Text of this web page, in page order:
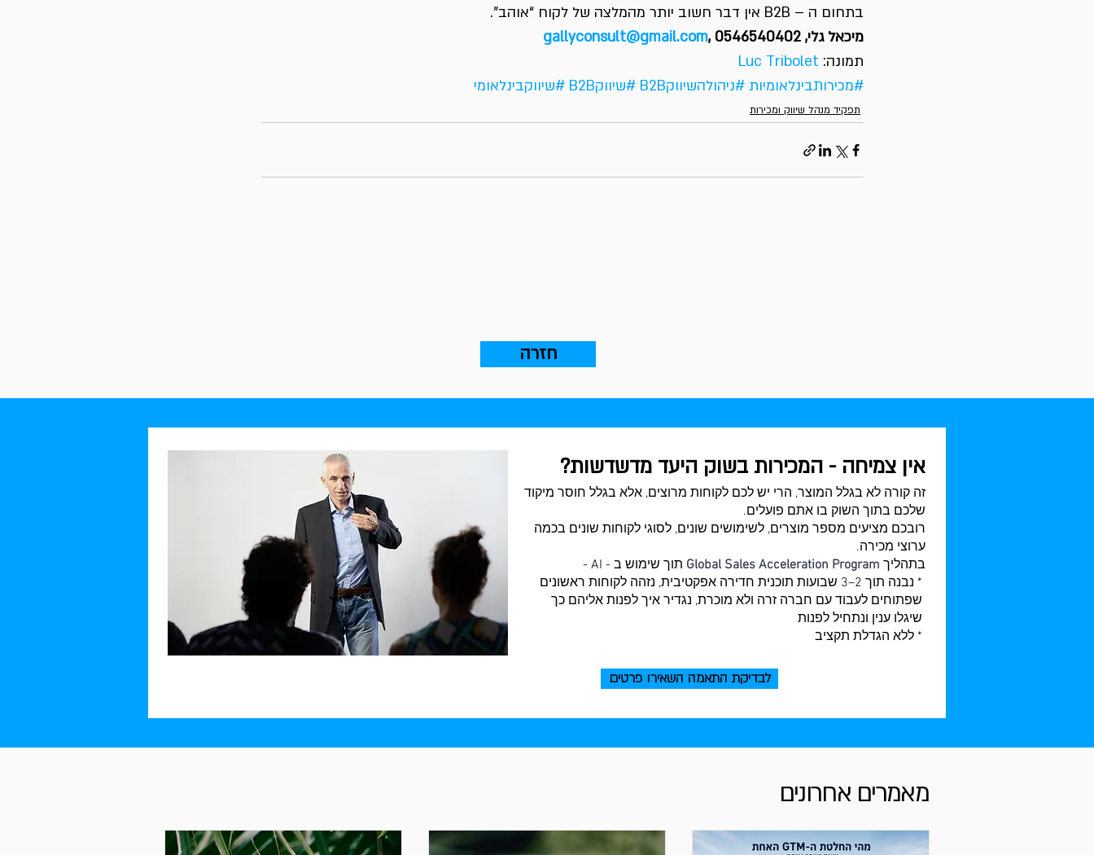
בתחום ה – B2B אין דבר חשוב יותר מהמלצה של לקוח “אוהב”.
מיכאל גלי,
gallyconsult@gmail.com, 0546540402
תמונה: Luc Tribolet
#מכירותבינלאומיות #ניהולהשיווקB2B #שיווקB2B #שיווקבינלאומי
תפקיד מנהל שיווק ומכירות
חזרה
אין צמיחה - המכירות בשוק היעד מדשדשות?
זה קורה לא בגלל המוצר, הרי יש לכם לקוחות מרוצים, אלא בגלל חוסר מיקוד
שלכם בתוך השוק בו אתם פועלים.
רובכם מציעים מספר מוצרים, לשימושים שונים, לסוגי לקוחות שונים בכמה
ערוצי מכירה.
בתהליך Global Sales Acceleration Program תוך שימוש ב - AI -
* נבנה תוך 2–3 שבועות תוכנית חדירה אפקטיבית, נזהה לקוחות ראשונים
שפתוחים לעבוד עם חברה זרה ולא מוכרת, נגדיר איך לפנות אליהם כך
שיגלו ענין ונתחיל לפנות
* ללא הגדלת תקציב
לבדיקת התאמה השאירו פרטים
מאמרים אחרונים